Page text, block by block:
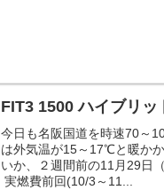
FIT3 1500 ハ
今日も名阪国道を時速70～
は外気温が15～17℃と暖か
いか、２週間前の11月29
実燃費前回(10/3～11...